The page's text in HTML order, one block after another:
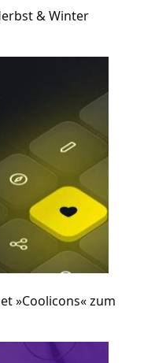
& Winter
»Coolicons« zum